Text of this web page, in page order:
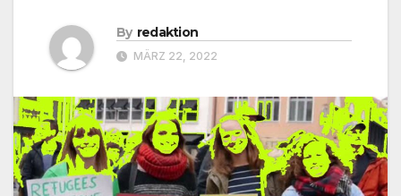
By redaktion
MÄRZ 22, 2022